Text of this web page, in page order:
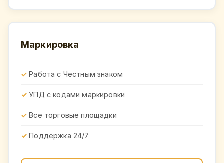
Маркировка
Работа с Честным знаком
УПД с кодами маркировки
Все торговые площадки
Поддержка 24/7